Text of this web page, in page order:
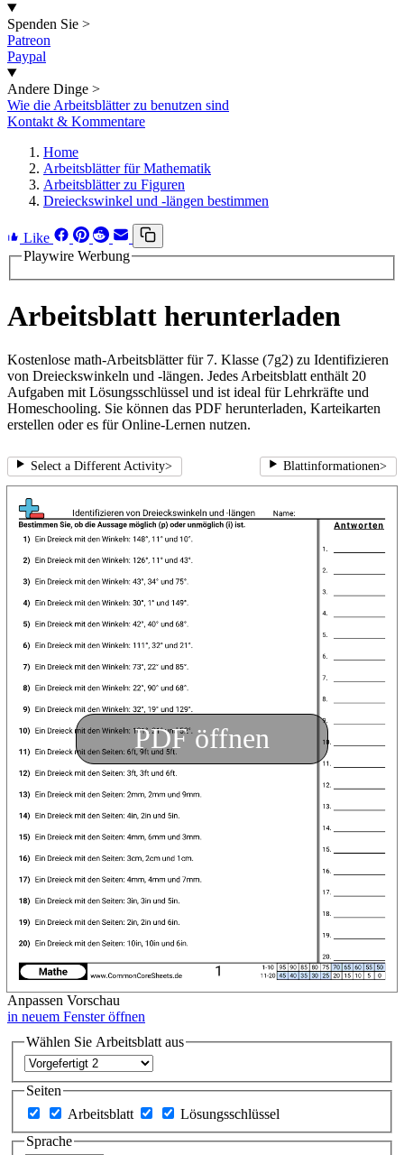
Spenden Sie >
Patreon
Paypal
Andere Dinge >
Wie die Arbeitsblätter zu benutzen sind
Kontakt & Kommentare
Home
Arbeitsblätter für Mathematik
Arbeitsblätter zu Figuren
Dreieckswinkel und -längen bestimmen
Like
Playwire Werbung
Arbeitsblatt herunterladen
Kostenlose math-Arbeitsblätter für 7. Klasse (7g2) zu Identifizieren
von Dreieckswinkeln und -längen. Jedes Arbeitsblatt enthält 20
Aufgaben mit Lösungsschlüssel und ist ideal für Lehrkräfte und
Homeschooling. Sie können das PDF herunterladen, Karteikarten
erstellen oder es für Online-Lernen nutzen.
Select a Different Activity> Blattinformationen>
PDF öffnen
Anpassen Vorschau
in neuem Fenster öffnen
Wählen Sie Arbeitsblatt aus
Seiten
Arbeitsblatt
Lösungsschlüssel
Sprache